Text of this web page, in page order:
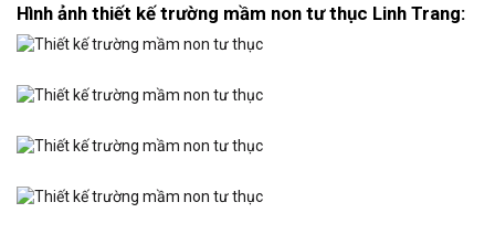
Hình ảnh thiết kế trường mầm non tư thục Linh Trang: